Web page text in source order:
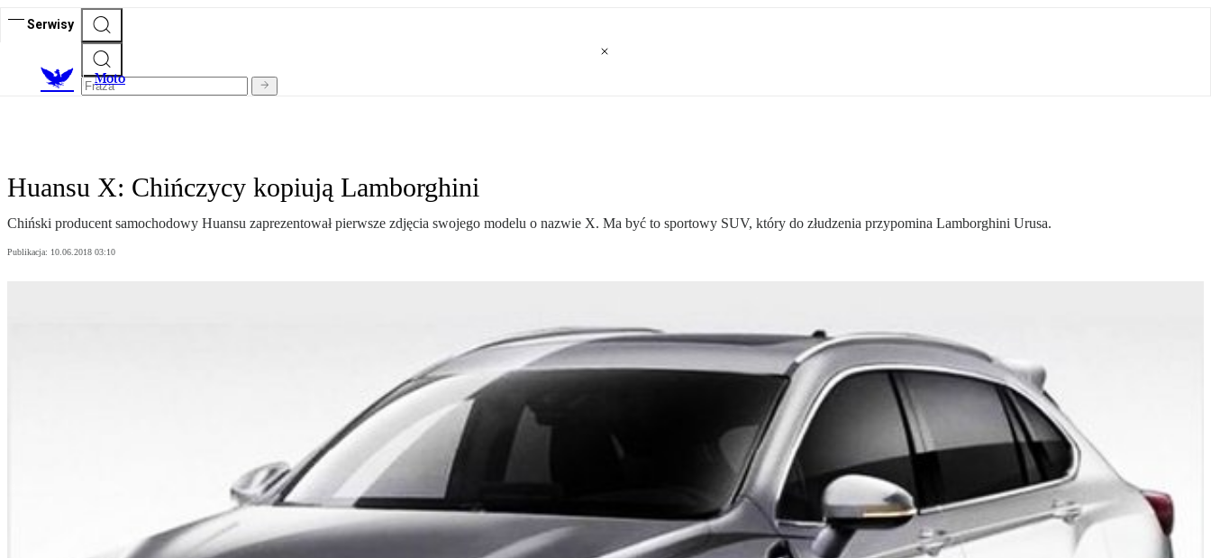
Serwisy
Moto
Huansu X: Chińczycy kopiują Lamborghini
Chiński producent samochodowy Huansu zaprezentował pierwsze zdjęcia swojego modelu o nazwie X. Ma być to sportowy SUV, który do złudzenia przypomina Lamborghini Urusa.
Publikacja: 10.06.2018 03:10